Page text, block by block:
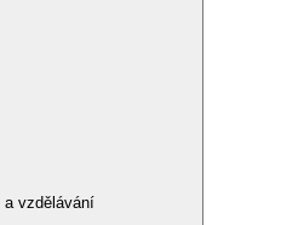
a vzdělávání